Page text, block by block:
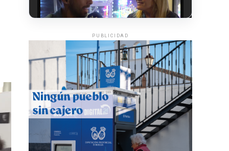
5º DÍA DE LAS FIESTAS COLOMBINAS
2026
·Huelvatv
PUBLICIDAD